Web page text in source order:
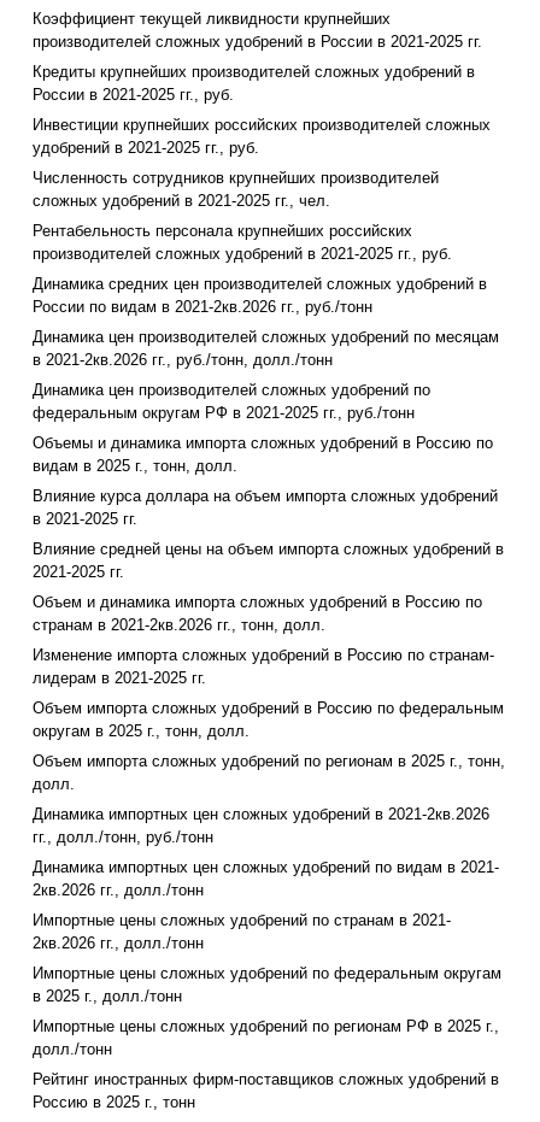
Коэффициент текущей ликвидности крупнейших
производителей сложных удобрений в России в 2021-2025 гг.
Кредиты крупнейших производителей сложных удобрений в
России в 2021-2025 гг., руб.
Инвестиции крупнейших российских производителей сложных
удобрений в 2021-2025 гг., руб.
Численность сотрудников крупнейших производителей
сложных удобрений в 2021-2025 гг., чел.
Рентабельность персонала крупнейших российских
производителей сложных удобрений в 2021-2025 гг., руб.
Динамика средних цен производителей сложных удобрений в
России по видам в 2021-2кв.2026 гг., руб./тонн
Динамика цен производителей сложных удобрений по месяцам
в 2021-2кв.2026 гг., руб./тонн, долл./тонн
Динамика цен производителей сложных удобрений по
федеральным округам РФ в 2021-2025 гг., руб./тонн
Объемы и динамика импорта сложных удобрений в Россию по
видам в 2025 г., тонн, долл.
Влияние курса доллара на объем импорта сложных удобрений
в 2021-2025 гг.
Влияние средней цены на объем импорта сложных удобрений в
2021-2025 гг.
Объем и динамика импорта сложных удобрений в Россию по
странам в 2021-2кв.2026 гг., тонн, долл.
Изменение импорта сложных удобрений в Россию по странам-
лидерам в 2021-2025 гг.
Объем импорта сложных удобрений в Россию по федеральным
округам в 2025 г., тонн, долл.
Объем импорта сложных удобрений по регионам в 2025 г., тонн,
долл.
Динамика импортных цен сложных удобрений в 2021-2кв.2026
гг., долл./тонн, руб./тонн
Динамика импортных цен сложных удобрений по видам в 2021-
2кв.2026 гг., долл./тонн
Импортные цены сложных удобрений по странам в 2021-
2кв.2026 гг., долл./тонн
Импортные цены сложных удобрений по федеральным округам
в 2025 г., долл./тонн
Импортные цены сложных удобрений по регионам РФ в 2025 г.,
долл./тонн
Рейтинг иностранных фирм-поставщиков сложных удобрений в
Россию в 2025 г., тонн